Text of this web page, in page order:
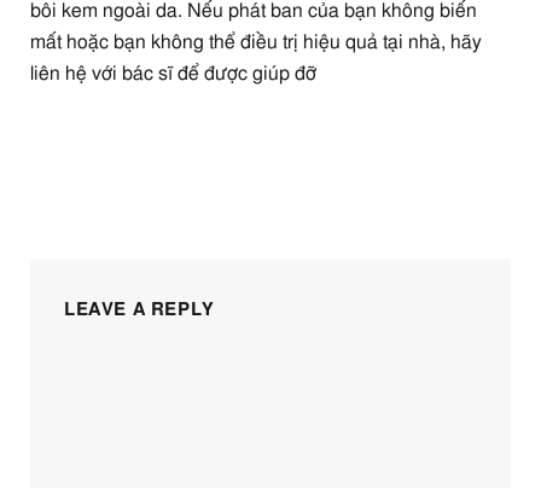
bôi kem ngoài da. Nếu phát ban của bạn không biến
mất hoặc bạn không thể điều trị hiệu quả tại nhà, hãy
liên hệ với bác sĩ để được giúp đỡ
LEAVE A REPLY